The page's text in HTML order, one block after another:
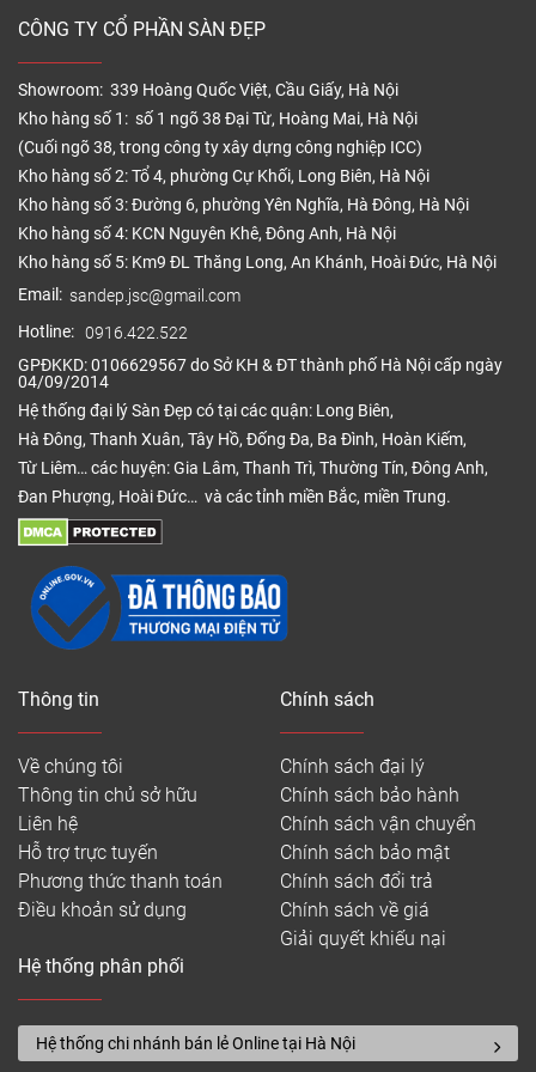
CÔNG TY CỔ PHẦN SÀN ĐẸP
Showroom: 339 Hoàng Quốc Việt, Cầu Giấy, Hà Nội
Kho hàng số 1: số 1 ngõ 38 Đại Từ, Hoàng Mai, Hà Nội
(Cuối ngõ 38, trong công ty xây dựng công nghiệp ICC)
Kho hàng số 2: Tổ 4, phường Cự Khối, Long Biên, Hà Nội
Kho hàng số 3: Đường 6, phường Yên Nghĩa, Hà Đông, Hà Nội
Kho hàng số 4: KCN Nguyên Khê, Đông Anh, Hà Nội
Kho hàng số 5: Km9 ĐL Thăng Long, An Khánh, Hoài Đức, Hà Nội
Email: sandep.jsc@gmail.com
Hotline: 0916.422.522
GPĐKKD: 0106629567 do Sở KH & ĐT thành phố Hà Nội cấp ngày
04/09/2014
Hệ thống đại lý Sàn Đẹp có tại các quận: Long Biên,
Hà Đông, Thanh Xuân, Tây Hồ, Đống Đa, Ba Đình, Hoàn Kiếm,
Từ Liêm… các huyện: Gia Lâm, Thanh Trì, Thường Tín, Đông Anh,
Đan Phượng, Hoài Đức… và các tỉnh miền Bắc, miền Trung.
Thông tin
Về chúng tôi
Thông tin chủ sở hữu
Liên hệ
Hỗ trợ trực tuyến
Phương thức thanh toán
Điều khoản sử dụng
Chính sách
Chính sách đại lý
Chính sách bảo hành
Chính sách vận chuyển
Chính sách bảo mật
Chính sách đổi trả
Chính sách về giá
Giải quyết khiếu nại
Hệ thống phân phối
Hệ thống chi nhánh bán lẻ Online tại Hà Nội